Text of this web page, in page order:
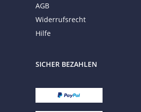
AGB
Widerrufsrecht
Hilfe
SICHER BEZAHLEN